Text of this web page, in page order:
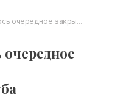
В Центре состоялось очередное закрытое заседание Климатического клуба